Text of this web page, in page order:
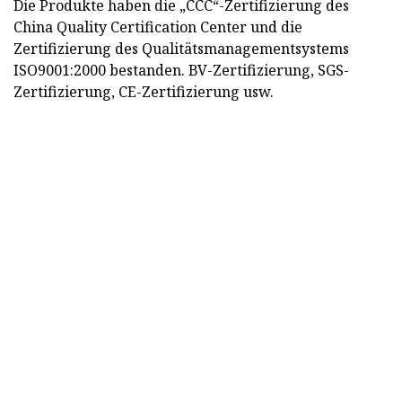
Die Produkte haben die „CCC“-Zertifizierung des
China Quality Certification Center und die
Zertifizierung des Qualitätsmanagementsystems
ISO9001:2000 bestanden. BV-Zertifizierung, SGS-
Zertifizierung, CE-Zertifizierung usw.